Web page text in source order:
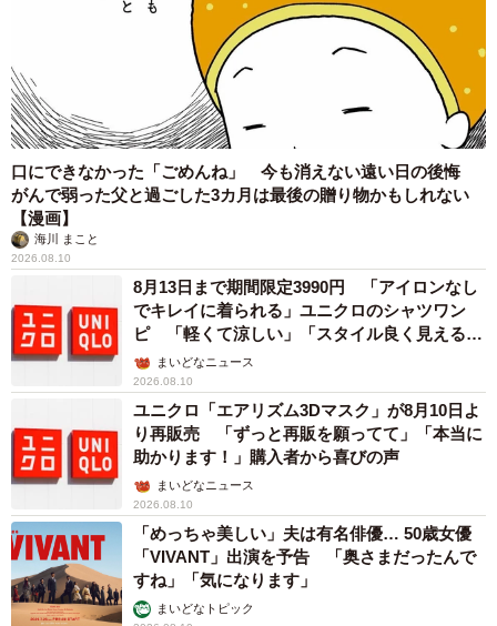
口にできなかった「ごめんね」 今も消えない遠い日の後悔
がんで弱った父と過ごした3カ月は最後の贈り物かもしれない
【漫画】
海川 まこと
2026.08.10
8月13日まで期間限定3990円 「アイロンなし
でキレイに着られる」ユニクロのシャツワン
ピ 「軽くて涼しい」「スタイル良く見える」
の声まいどなニュース
2026.08.10
ユニクロ「エアリズム3Dマスク」が8月10日よ
り再販売 「ずっと再販を願ってて」「本当に
助かります！」購入者から喜びの声
まいどなニュース
2026.08.10
「めっちゃ美しい」夫は有名俳優… 50歳女優
「VIVANT」出演を予告 「奥さまだったんで
すね」「気になります」
まいどなトピック